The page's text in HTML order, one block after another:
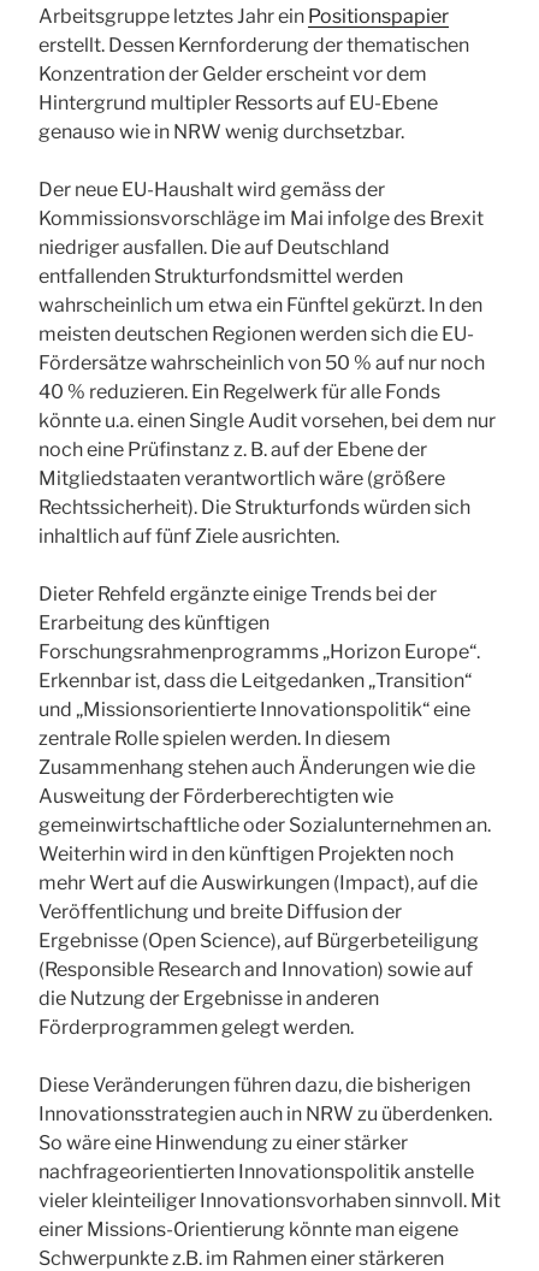
Arbeitsgruppe letztes Jahr ein Positionspapier
erstellt. Dessen Kernforderung der thematischen
Konzentration der Gelder erscheint vor dem
Hintergrund multipler Ressorts auf EU-Ebene
genauso wie in NRW wenig durchsetzbar.
Der neue EU-Haushalt wird gemäss der
Kommissionsvorschläge im Mai infolge des Brexit
niedriger ausfallen. Die auf Deutschland
entfallenden Strukturfondsmittel werden
wahrscheinlich um etwa ein Fünftel gekürzt. In den
meisten deutschen Regionen werden sich die EU-
Fördersätze wahrscheinlich von 50 % auf nur noch
40 % reduzieren. Ein Regelwerk für alle Fonds
könnte u.a. einen Single Audit vorsehen, bei dem nur
noch eine Prüfinstanz z. B. auf der Ebene der
Mitgliedstaaten verantwortlich wäre (größere
Rechtssicherheit). Die Strukturfonds würden sich
inhaltlich auf fünf Ziele ausrichten.
Dieter Rehfeld ergänzte einige Trends bei der
Erarbeitung des künftigen
Forschungsrahmenprogramms „Horizon Europe“.
Erkennbar ist, dass die Leitgedanken „Transition“
und „Missionsorientierte Innovationspolitik“ eine
zentrale Rolle spielen werden. In diesem
Zusammenhang stehen auch Änderungen wie die
Ausweitung der Förderberechtigten wie
gemeinwirtschaftliche oder Sozialunternehmen an.
Weiterhin wird in den künftigen Projekten noch
mehr Wert auf die Auswirkungen (Impact), auf die
Veröffentlichung und breite Diffusion der
Ergebnisse (Open Science), auf Bürgerbeteiligung
(Responsible Research and Innovation) sowie auf
die Nutzung der Ergebnisse in anderen
Förderprogrammen gelegt werden.
Diese Veränderungen führen dazu, die bisherigen
Innovationsstrategien auch in NRW zu überdenken.
So wäre eine Hinwendung zu einer stärker
nachfrageorientierten Innovationspolitik anstelle
vieler kleinteiliger Innovationsvorhaben sinnvoll. Mit
einer Missions-Orientierung könnte man eigene
Schwerpunkte z.B. im Rahmen einer stärkeren